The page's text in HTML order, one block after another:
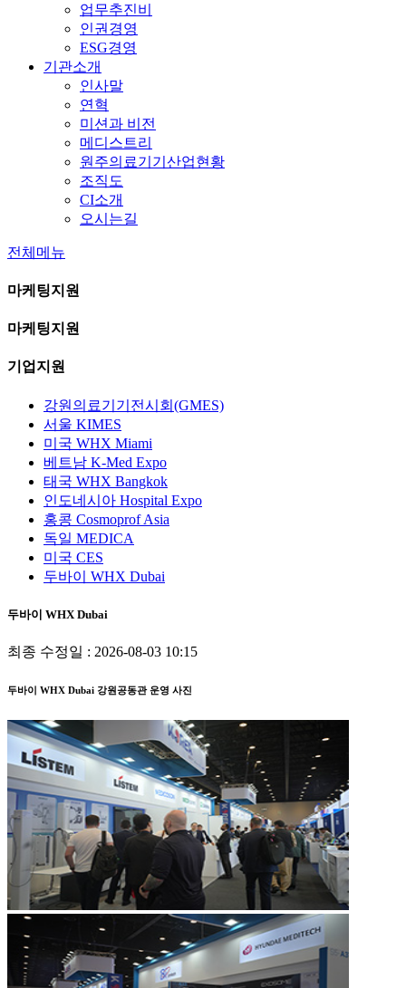
업무추진비
인권경영
ESG경영
기관소개
인사말
연혁
미션과 비전
메디스트리
원주의료기기산업현황
조직도
CI소개
오시는길
전체메뉴
마케팅지원
마케팅지원
기업지원
강원의료기기전시회(GMES)
서울 KIMES
미국 WHX Miami
베트남 K-Med Expo
태국 WHX Bangkok
인도네시아 Hospital Expo
홍콩 Cosmoprof Asia
독일 MEDICA
미국 CES
두바이 WHX Dubai
두바이 WHX Dubai
최종 수정일 : 2026-08-03 10:15
두바이 WHX Dubai 강원공동관 운영 사진